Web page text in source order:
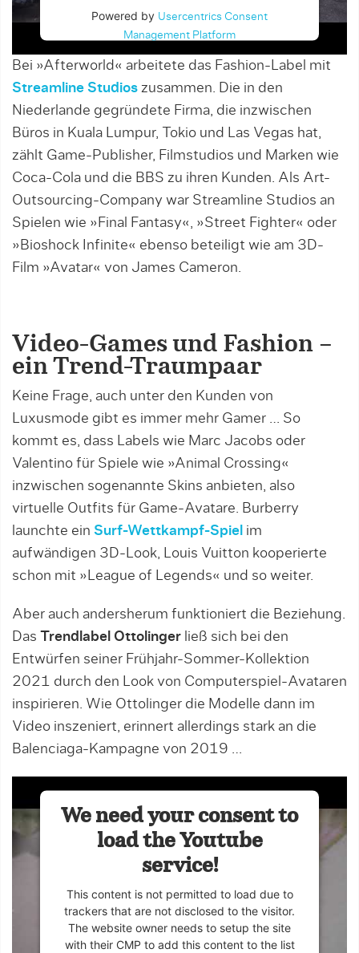
Powered by Usercentrics Consent
Management Platform
Bei »Afterworld« arbeitete das Fashion-Label mit
Streamline Studios zusammen. Die in den
Niederlande gegründete Firma, die inzwischen
Büros in Kuala Lumpur, Tokio und Las Vegas hat,
zählt Game-Publisher, Filmstudios und Marken wie
Coca-Cola und die BBS zu ihren Kunden. Als Art-
Outsourcing-Company war Streamline Studios an
Spielen wie »Final Fantasy«, »Street Fighter« oder
»Bioshock Infinite« ebenso beteiligt wie am 3D-
Film »Avatar« von James Cameron.
Video-Games und Fashion –
ein Trend-Traumpaar
Keine Frage, auch unter den Kunden von
Luxusmode gibt es immer mehr Gamer … So
kommt es, dass Labels wie Marc Jacobs oder
Valentino für Spiele wie »Animal Crossing«
inzwischen sogenannte Skins anbieten, also
virtuelle Outfits für Game-Avatare. Burberry
launchte ein Surf-Wettkampf-Spiel im
aufwändigen 3D-Look, Louis Vuitton kooperierte
schon mit »League of Legends« und so weiter.
Aber auch andersherum funktioniert die Beziehung.
Das Trendlabel Ottolinger ließ sich bei den
Entwürfen seiner Frühjahr-Sommer-Kollektion
2021 durch den Look von Computerspiel-Avataren
inspirieren. Wie Ottolinger die Modelle dann im
Video inszeniert, erinnert allerdings stark an die
Balenciaga-Kampagne von 2019 …
We need your consent to
load the Youtube
service!
This content is not permitted to load due to
trackers that are not disclosed to the visitor.
The website owner needs to setup the site
with their CMP to add this content to the list